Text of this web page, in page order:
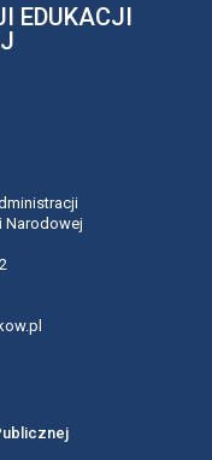
EDUKACJI
Narodowej